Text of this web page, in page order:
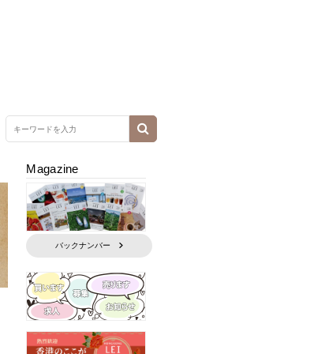
Magazine
バックナンバー